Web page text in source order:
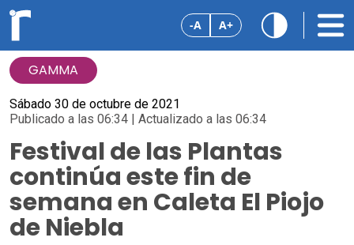
-A A+
GAMMA
Sábado 30 de octubre de 2021
Publicado a las 06:34 | Actualizado a las 06:34
Festival de las Plantas
continúa este fin de
semana en Caleta El Piojo
de Niebla